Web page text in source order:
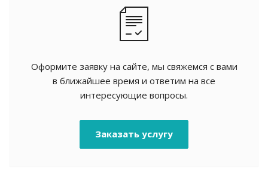
Оформите заявку на сайте, мы свяжемся с вами
в ближайшее время и ответим на все
интересующие вопросы.
Заказать услугу